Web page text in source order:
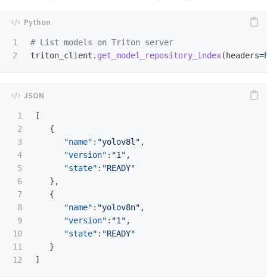
1
triton_client . get_model_repository_index( headers=
1
2
3
4
5
6
7
8
9
10
11
[
{
"name" : "yolov8l" ,
"version" : "1" ,
"state" : "READY"
},
{
"name" : "yolov8n" ,
"version" : "1" ,
"state" : "READY"
}
]